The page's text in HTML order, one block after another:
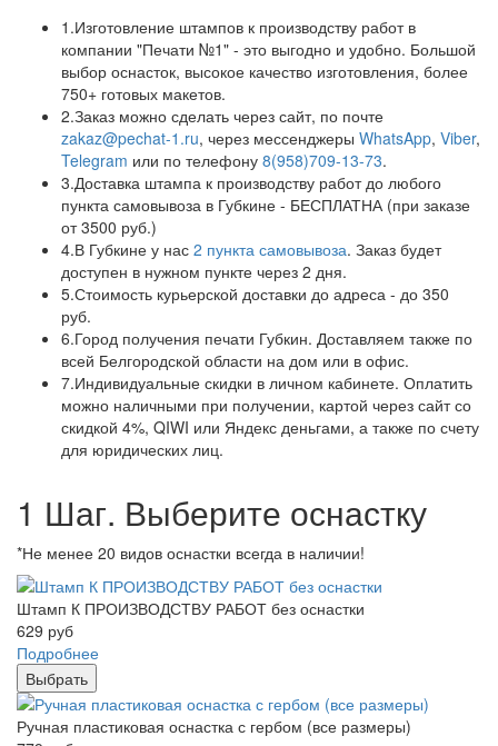
1.Изготовление штампов к производству работ в
компании "Печати №1" - это выгодно и удобно. Большой
выбор оснасток, высокое качество изготовления, более
750+ готовых макетов.
2.Заказ можно сделать через сайт, по почте
zakaz@pechat-1.ru, через мессенджеры WhatsApp, Viber,
Telegram или по телефону 8(958)709-13-73.
3.Доставка штампа к производству работ до любого
пункта самовывоза в Губкине - БЕСПЛАТНА (при заказе
от 3500 руб.)
4.В Губкине у нас 2 пункта самовывоза. Заказ будет
доступен в нужном пункте через 2 дня.
5.Стоимость курьерской доставки до адреса - до 350
руб.
6.Город получения печати Губкин. Доставляем также по
всей Белгородской области на дом или в офис.
7.Индивидуальные скидки в личном кабинете. Оплатить
можно наличными при получении, картой через сайт со
скидкой 4%, QIWI или Яндекс деньгами, а также по счету
для юридических лиц.
1 Шаг. Выберите оснастку
*Не менее 20 видов оснастки всегда в наличии!
Штамп К ПРОИЗВОДСТВУ РАБОТ без оснастки
629 руб
Подробнее
Выбрать
Ручная пластиковая оснастка с гербом (все размеры)